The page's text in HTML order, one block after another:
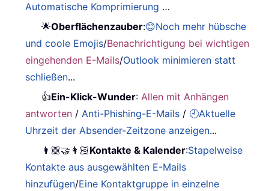
Automatische Komprimierung …
🌟Oberflächenzauber:😊Noch mehr hübsche
und coole Emojis/Benachrichtigung bei wichtigen
eingehenden E-Mails/Outlook minimieren statt
schließen...
👍Ein-Klick-Wunder:Allen mit Anhängen
antworten /Anti-Phishing-E-Mails / 🕘Aktuelle
Uhrzeit der Absender-Zeitzone anzeigen...
👩🏼‍🤝‍👩🏻Kontakte & Kalender:Stapelweise
Kontakte aus ausgewählten E-Mails
hinzufügen/Eine Kontaktgruppe in einzelne